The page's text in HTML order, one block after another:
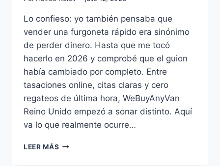
Lo confieso: yo también pensaba que
vender una furgoneta rápido era sinónimo
de perder dinero. Hasta que me tocó
hacerlo en 2026 y comprobé que el guion
había cambiado por completo. Entre
tasaciones online, citas claras y cero
regateos de última hora, WeBuyAnyVan
Reino Unido empezó a sonar distinto. Aquí
va lo que realmente ocurre…
LEER MÁS WEBUYANYVAN